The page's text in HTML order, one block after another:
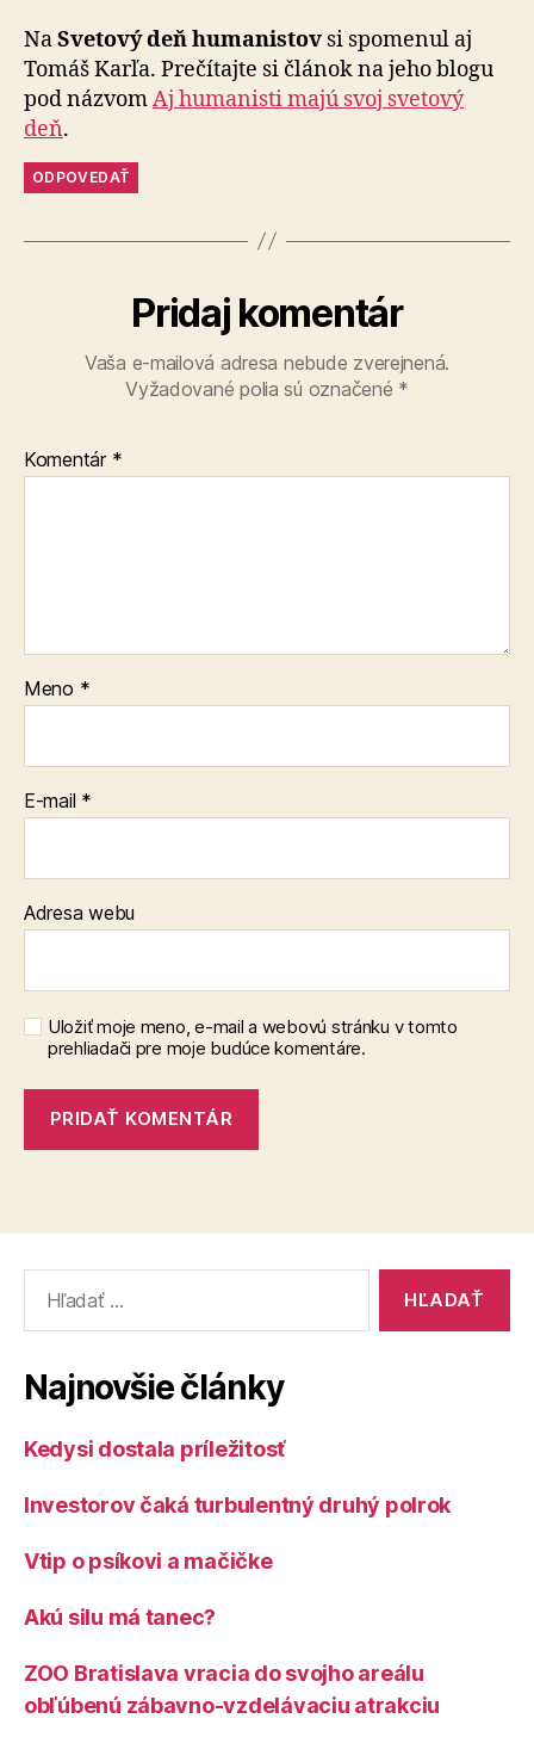
NaSvetový deň humanistov si spomenul aj
Tomáš Karľa. Prečítajte si článok na jeho blogu
pod názvomAj humanisti majú svoj svetový
deň.
ODPOVEDAŤ
Pridaj komentár
Vaša e-mailová adresa nebude zverejnená.
Vyžadované polia sú označené *
Komentár *
Meno *
E-mail *
Adresa webu
Uložiť moje meno, e-mail a webovú stránku v tomto
prehliadači pre moje budúce komentáre.
Najnovšie články
Kedysi dostala príležitosť
Investorov čaká turbulentný druhý polrok
Vtip o psíkovi a mačičke
Akú silu má tanec?
ZOO Bratislava vracia do svojho areálu
obľúbenú zábavno-vzdelávaciu atrakciu